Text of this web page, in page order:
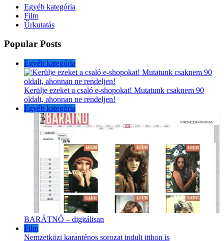
Egyéb kategória
Film
Űrkutatás
Popular Posts
Egyéb kategória
Kerülje ezeket a csaló e-shopokat! Mutatunk csaknem 90
oldalt, ahonnan ne rendeljen!
Egyéb kategória
BARÁTNŐ – digitálisan
Film
Nemzetközi karanténos sorozat indult itthon is